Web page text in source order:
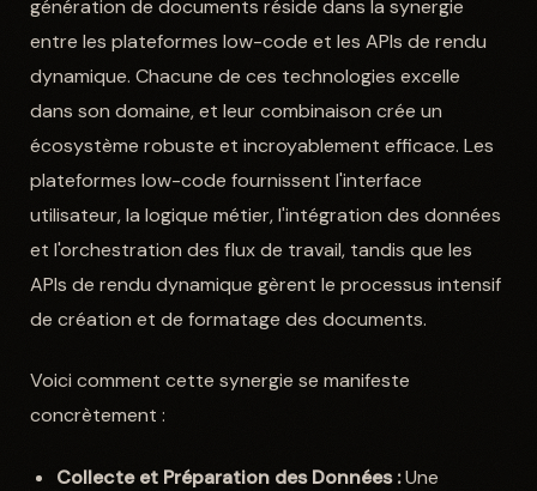
génération de documents réside dans la synergie
entre les plateformes low-code et les APIs de rendu
dynamique. Chacune de ces technologies excelle
dans son domaine, et leur combinaison crée un
écosystème robuste et incroyablement efficace. Les
plateformes low-code fournissent l'interface
utilisateur, la logique métier, l'intégration des données
et l'orchestration des flux de travail, tandis que les
APIs de rendu dynamique gèrent le processus intensif
de création et de formatage des documents.
Voici comment cette synergie se manifeste
concrètement :
Collecte et Préparation des Données :Une